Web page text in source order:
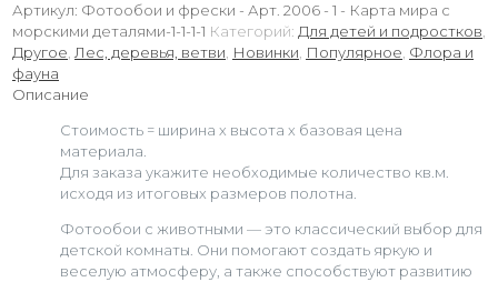
Артикул: Фотообои и фрески - Арт. 2006 - 1 - Карта мира с
морскими деталями-1-1-1-1 Категорий: Для детей и подростков,
Другое, Лес, деревья, ветви, Новинки, Популярное, Флора и
фауна
Описание
Стоимость = ширина х высота х базовая цена
материала.
Для заказа укажите необходимые количество кв.м.
исходя из итоговых размеров полотна.
Фотообои с животными — это классический выбор для
детской комнаты. Они помогают создать яркую и
веселую атмосферу, а также способствуют развитию